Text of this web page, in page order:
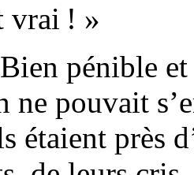
vrai ! »
pénible
ne pouvait
étaient près